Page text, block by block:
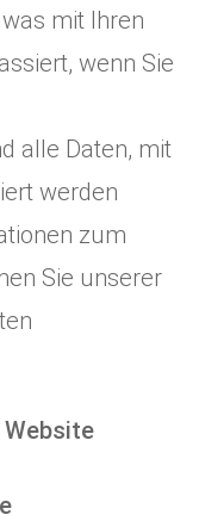
mit Ihren
wenn Sie
alle Daten, mit
werden
zum
Sie unserer